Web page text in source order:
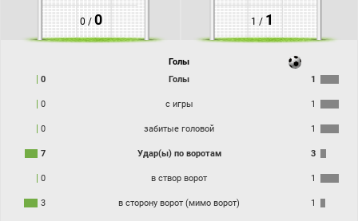
0 /0 1 / 1
Голы
0
Голы 1
0 с игры 1
0 забитые головой 1
7 Удар(ы) по воротам 3
0 в створ ворот 1
3 в сторону ворот (мимо ворот) 1